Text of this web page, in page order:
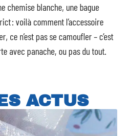
chemise blanche, une bague
: voilà comment l’accessoire
ce n’est pas se camoufler – c’est
avec panache, ou pas du tout.
ACTUS